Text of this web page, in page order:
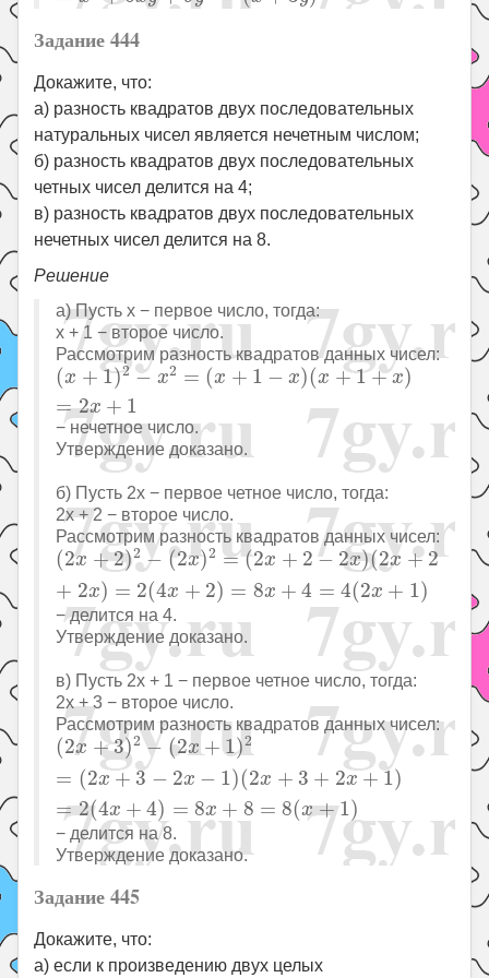
Задание 444
Докажите, что:
а) разность квадратов двух последовательных
натуральных чисел является нечетным числом;
б) разность квадратов двух последовательных
четных чисел делится на 4;
в) разность квадратов двух последовательных
нечетных чисел делится на 8.
Решение
а) Пусть x − первое число, тогда:
x + 1 − второе число.
Рассмотрим разность квадратов данных чисел:
(x + 1)2 − x2 = (x + 1 − x)(x +1+ x)
= 2x + 1
(x+1)2−x2=(x+1−x)(x+1+x)=2x+1
− нечетное число.
Утверждение доказано.
б) Пусть 2x − первое четное число, тогда:
2x + 2 − второе число.
Рассмотрим разность квадратов данных чисел:
(2x +2)2 − (2x)2 = (2x + 2 − 2x)(2x + 2
+ 2x) = 2(4x + 2) = 8x + 4 = 4(2x + 1)
(2x+2)2−(2x)2=(2x+2−2x)(2x+2+2x)=2(4x )=
− делится на 4.
Утверждение доказано.
в) Пусть 2x + 1 − первое четное число, тогда:
2x + 3 − второе число.
Рассмотрим разность квадратов данных чисел:
(2x +3)2 − (2x + 1)2
= (2x + 3 − 2x − 1)(2x + 3 + 2x + 1)
= 2(4x + 4) = 8x + 8 = 8(x + 1)
(2x+3)2−(2x+1)2=(2x+3−2x−1)(2x+3+2x+ 1 =2
− делится на 8.
Утверждение доказано.
Задание 445
Докажите, что:
а) если к произведению двух целых